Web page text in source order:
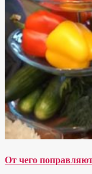
От чего